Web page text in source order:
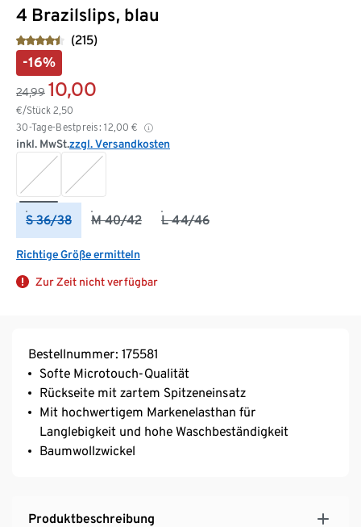
4 Brazilslips, blau
(215)
-16%
24,99 10,00
€/Stück 2,50
30-Tage-Bestpreis: 12,00 €
inkl. MwSt.zzgl. Versandkosten
S 36/38 M 40/42 L 44/46
Richtige Größe ermitteln
Zur Zeit nicht verfügbar
Bestellnummer: 175581
Softe Microtouch-Qualität
Rückseite mit zartem Spitzeneinsatz
Mit hochwertigem Markenelasthan für
Langlebigkeit und hohe Waschbeständigkeit
Baumwollzwickel
Produktbeschreibung